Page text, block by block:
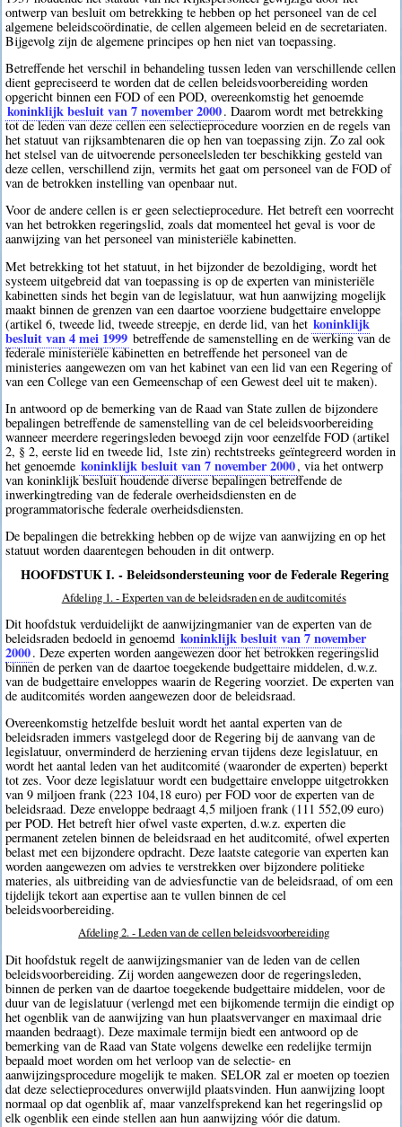
ontwerp van besluit om betrekking te hebben op het personeel van de cel
algemene beleidscoördinatie, de cellen algemeen beleid en de secretariaten.
Bijgevolg zijn de algemene principes op hen niet van toepassing.
Betreffende het verschil in behandeling tussen leden van verschillende cellen
dient gepreciseerd te worden dat de cellen beleidsvoorbereiding worden
opgericht binnen een FOD of een POD, overeenkomstig het genoemde
koninklijk besluit van 7 november 2000. Daarom wordt met betrekking
tot de leden van deze cellen een selectieprocedure voorzien en de regels van
het statuut van rijksambtenaren die op hen van toepassing zijn. Zo zal ook
het stelsel van de uitvoerende personeelsleden ter beschikking gesteld van
deze cellen, verschillend zijn, vermits het gaat om personeel van de FOD of
van de betrokken instelling van openbaar nut.
Voor de andere cellen is er geen selectieprocedure. Het betreft een voorrecht
van het betrokken regeringslid, zoals dat momenteel het geval is voor de
aanwijzing van het personeel van ministeriële kabinetten.
Met betrekking tot het statuut, in het bijzonder de bezoldiging, wordt het
systeem uitgebreid dat van toepassing is op de experten van ministeriële
kabinetten sinds het begin van de legislatuur, wat hun aanwijzing mogelijk
maakt binnen de grenzen van een daartoe voorziene budgettaire enveloppe
(artikel 6, tweede lid, tweede streepje, en derde lid, van het koninklijk
besluit van 4 mei 1999 betreffende de samenstelling en de werking van de
federale ministeriële kabinetten en betreffende het personeel van de
ministeries aangewezen om van het kabinet van een lid van een Regering of
van een College van een Gemeenschap of een Gewest deel uit te maken).
In antwoord op de bemerking van de Raad van State zullen de bijzondere
bepalingen betreffende de samenstelling van de cel beleidsvoorbereiding
wanneer meerdere regeringsleden bevoegd zijn voor eenzelfde FOD (artikel
2, § 2, eerste lid en tweede lid, 1ste zin) rechtstreeks geïntegreerd worden in
het genoemde koninklijk besluit van 7 november 2000, via het ontwerp
van koninklijk besluit houdende diverse bepalingen betreffende de
inwerkingtreding van de federale overheidsdiensten en de
programmatorische federale overheidsdiensten.
De bepalingen die betrekking hebben op de wijze van aanwijzing en op het
statuut worden daarentegen behouden in dit ontwerp.
HOOFDSTUK I. - Beleidsondersteuning voor de Federale Regering
Afdeling 1. - Experten van de beleidsraden en de auditcomités
Dit hoofdstuk verduidelijkt de aanwijzingmanier van de experten van de
beleidsraden bedoeld in genoemd koninklijk besluit van 7 november
2000. Deze experten worden aangewezen door het betrokken regeringslid
binnen de perken van de daartoe toegekende budgettaire middelen, d.w.z.
van de budgettaire enveloppes waarin de Regering voorziet. De experten van
de auditcomités worden aangewezen door de beleidsraad.
Overeenkomstig hetzelfde besluit wordt het aantal experten van de
beleidsraden immers vastgelegd door de Regering bij de aanvang van de
legislatuur, onverminderd de herziening ervan tijdens deze legislatuur, en
wordt het aantal leden van het auditcomité (waaronder de experten) beperkt
tot zes. Voor deze legislatuur wordt een budgettaire enveloppe uitgetrokken
van 9 miljoen frank (223 104,18 euro) per FOD voor de experten van de
beleidsraad. Deze enveloppe bedraagt 4,5 miljoen frank (111 552,09 euro)
per POD. Het betreft hier ofwel vaste experten, d.w.z. experten die
permanent zetelen binnen de beleidsraad en het auditcomité, ofwel experten
belast met een bijzondere opdracht. Deze laatste categorie van experten kan
worden aangewezen om advies te verstrekken over bijzondere politieke
materies, als uitbreiding van de adviesfunctie van de beleidsraad, of om een
tijdelijk tekort aan expertise aan te vullen binnen de cel
beleidsvoorbereiding.
Afdeling 2. - Leden van de cellen beleidsvoorbereiding
Dit hoofdstuk regelt de aanwijzingsmanier van de leden van de cellen
beleidsvoorbereiding. Zij worden aangewezen door de regeringsleden,
binnen de perken van de daartoe toegekende budgettaire middelen, voor de
duur van de legislatuur (verlengd met een bijkomende termijn die eindigt op
het ogenblik van de aanwijzing van hun plaatsvervanger en maximaal drie
maanden bedraagt). Deze maximale termijn biedt een antwoord op de
bemerking van de Raad van State volgens dewelke een redelijke termijn
bepaald moet worden om het verloop van de selectie- en
aanwijzingsprocedure mogelijk te maken. SELOR zal er moeten op toezien
dat deze selectieprocedures onverwijld plaatsvinden. Hun aanwijzing loopt
normaal op dat ogenblik af, maar vanzelfsprekend kan het regeringslid op
elk ogenblik een einde stellen aan hun aanwijzing vóór die datum.